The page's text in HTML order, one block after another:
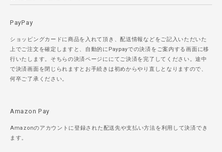
PayPay
ショッピングカードに商品を入れて頂き、配送情報などをご記入いただいた
上でご注文を確定しますと、自動的にPaypayでの決済をご案内する画面に移
行いたします。そちらの決済ページににてご決済を完了してください。途中
で決済画面を閉じられますとお手続きは初めからやり直しとなりますので、
何卒ご了承ください。
Amazon Pay
Amazonのアカウントに登録された配送先や支払い方法を利用して決済でき
ます。